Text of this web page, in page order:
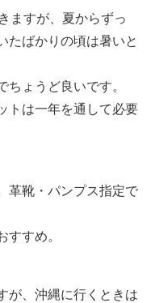
ますが、夏からずっ
たばかりの頃は暑いと
ょうど良いです。
トは一年を通して必要
革靴・パンプス指定で
すすめ。
が、沖縄に行くときは